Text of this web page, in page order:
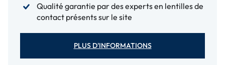
Qualité garantie par des experts en lentilles de
contact présents sur le site
PLUS D'INFORMATIONS